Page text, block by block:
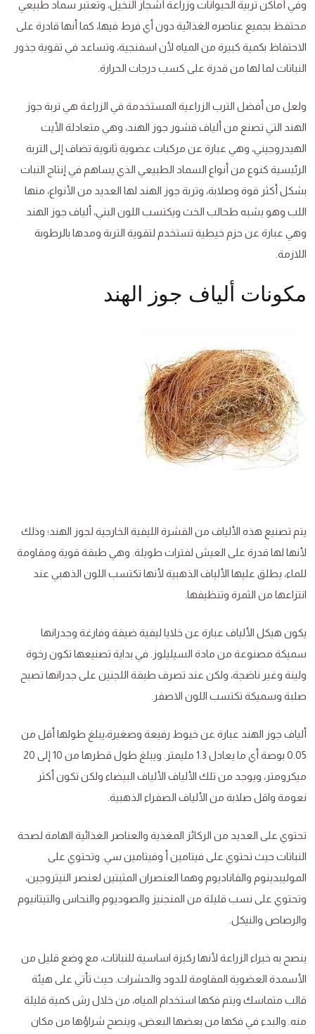
وفي أماكن تربية الحيوانات وزراعة أشجار النخيل، وتعتبر سماد طبيعي
محتفظ بجميع عناصره الغذائية دون أي فرط فيها، كما أنها قادرة على
الاحتفاظ بكمية كبيرة من المياه لأن اسفنجية، وتساعد في تقوية جذور
النباتات لما لها من قدرة على كسب درجات الحرارة.
ولعل من أفضل الترب الزراعية المستخدمة في الزراعة هي تربة جوز
الهند التي تصنع من ألياف قشور جوز الهند، وهي متعادلة الأيت
الهيدروجيني، وهي عبارة عن مركبات عضوية ثانوية تضاف إلى التربة
الرئيسية كنوع من أنواع السماد الطبيعي الذي يساهم في إنتاج النبات
بشكل أكثر قوة وصلابة، وتربة جوز الهند لها العديد من الأنواع، منها
اللب وهو يشبه طحالب الخث ويكتسب اللون البني، ألياف جوز الهند
وهي عبارة عن حزم خيطية تستخدم لتقوية التربة ومدها بالرطوبة
اللازمة.
مكونات ألياف جوز الهند
يتم تصنيع هذه الألياف من القشرة الليفية الخارجية لجوز الهند؛ وذلك
لأنها لها قدرة على العيش لفترات طويلة. وهي طبقة قوية ومقاومة
للماء، يطلق عليها الألياف الذهبية لأنها تكتسب اللون الذهبي عند
انتزاعها من الثمرة وتنظيفها.
يكون هيكل الألياف عبارة عن خلايا ليفية ضيقة وفارغة وجدرانها
سميكة مصنوعة من مادة السيليلوز. في بداية تصنيعها تكون رخوة
ولينة وغير ناضجة، ولكن عند تصرف طبقة اللجنين على جدرانها تصبح
صلبة وسميكة تكتسب اللون الاصفر.
ألياف جوز الهند عبارة عن خيوط رفيعة وصغيرة،يبلغ طولها أقل من
0.05 بوصة أي ما يعادل 1.3 مليمتر. ويبلغ طول قطرها من 10 إلى 20
ميكرومتر، ويوجد من تلك الألياف الألياف البيضاء ولكن تكون أكثر
نعومة واقل صلابة من الألياف الصفراء الذهبية.
تحتوي على العديد من الركائز المغذية والعناصر الغذائية الهامة لصحة
النباتات حيث تحتوي على فيتامين أ وفيتامين سي. وتحتوي على
الموليبدينوم والفاناديوم وهما العنصران المثبتين لعنصر النيتروجين،
وتحتوي على نسب قليلة من المنجنيز والصوديوم والنحاس والتيتانيوم
والرصاص والنيكل.
ينصح به خبراء الزراعة لأنها ركيزة اساسية للنباتات، مع وضع قليل من
الأسمدة العضوية المقاومة للدود والحشرات. حيث تأتي على هيئة
قالب متماسك ويتم فكها استخدام المياه، من خلال رش كمية قليلة
منه. والبدء في فكها من بعضها البعض، وينصح شراؤها من مكان